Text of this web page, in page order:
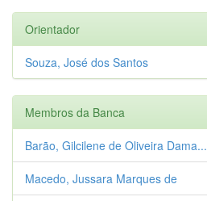
Orientador
Souza, José dos Santos
Membros da Banca
Barão, Gilcilene de Oliveira Dama...
Macedo, Jussara Marques de